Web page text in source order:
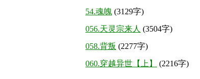
54.魂魄 (3129字)
056.天灵宗来人 (3504字)
058.背叛 (2277字)
060.穿越异世【上】
(2216字)